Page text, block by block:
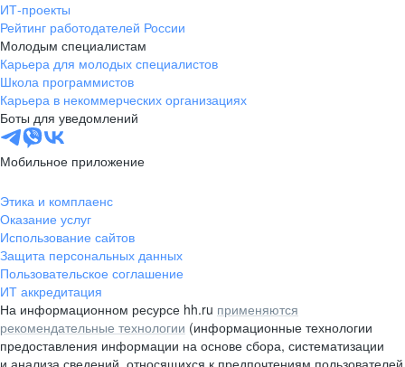
ИТ-проекты
Рейтинг работодателей России
Молодым специалистам
Карьера для молодых специалистов
Школа программистов
Карьера в некоммерческих организациях
Боты для уведомлений
Мобильное приложение
Этика и комплаенс
Оказание услуг
Использование сайтов
Защита персональных данных
Пользовательское соглашение
ИТ аккредитация
На информационном ресурсе hh.ru применяются
рекомендательные технологии (информационные технологии
предоставления информации на основе сбора, систематизации
и анализа сведений, относящихся к предпочтениям пользователей